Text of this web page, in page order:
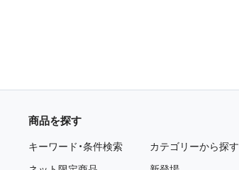
商品を探す
キーワード・条件検索
カテゴリーから探す